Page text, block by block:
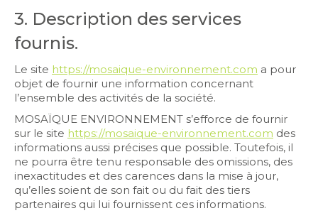
3. Description des services
fournis.
Le site https://mosaique-environnement.com a pour
objet de fournir une information concernant
l’ensemble des activités de la société.
MOSAÏQUE ENVIRONNEMENT s’efforce de fournir
sur le site https://mosaique-environnement.com des
informations aussi précises que possible. Toutefois, il
ne pourra être tenu responsable des omissions, des
inexactitudes et des carences dans la mise à jour,
qu’elles soient de son fait ou du fait des tiers
partenaires qui lui fournissent ces informations.